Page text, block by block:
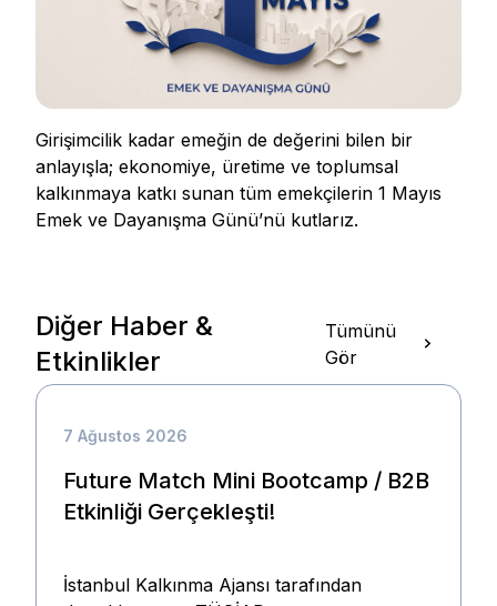
Girişimcilik kadar emeğin de değerini bilen bir
anlayışla; ekonomiye, üretime ve toplumsal
kalkınmaya katkı sunan tüm emekçilerin 1 Mayıs
Emek ve Dayanışma Günü’nü kutlarız.
Diğer Haber &
Etkinlikler
Tümünü
Gör
7 Ağustos 2026
Future Match Mini Bootcamp / B2B
Etkinliği Gerçekleşti!
İstanbul Kalkınma Ajansı tarafından